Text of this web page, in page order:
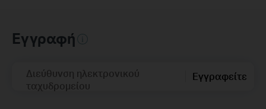
Εγγραφή
Διεύθυνση ηλεκτρονικού
ταχυδρομείου
Εγγραφείτε